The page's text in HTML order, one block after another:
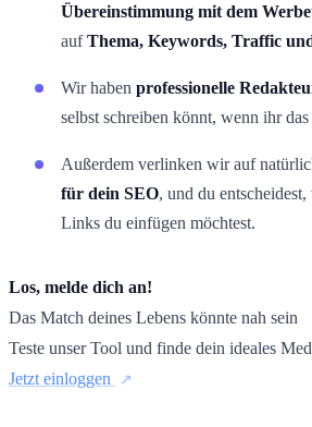
Übereinstimmung mit dem
aufThema, Keywords, Traffic
Wir haben professionelle
selbst schreiben könnt, wenn ihr
Außerdem verlinken wir auf
für dein SEO, und du
Links du einfügen möchtest.
Los, melde dich an!
Das Match deines Lebens könnte nah sein
Teste unser Tool und finde dein ideales
Jetzt einloggen